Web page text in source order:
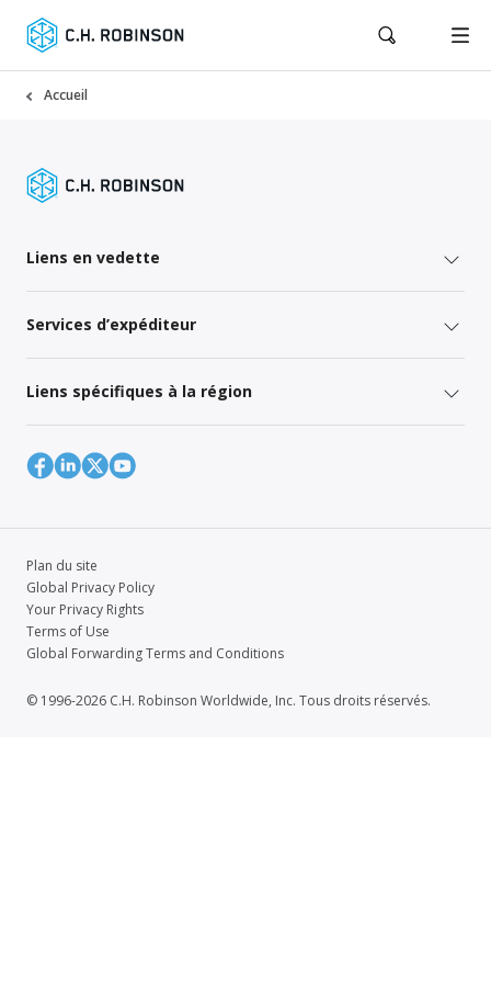
Accueil
Liens en vedette
Services d’expéditeur
Liens spécifiques à la région
Plan du site
Global Privacy Policy
Your Privacy Rights
Terms of Use
Global Forwarding Terms and Conditions
© 1996-2026 C.H. Robinson Worldwide, Inc. Tous droits réservés.